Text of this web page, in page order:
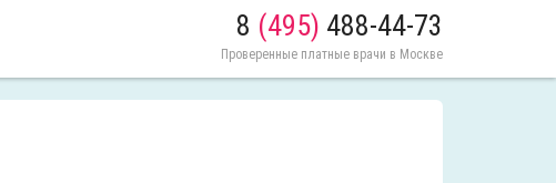
8 (495) 488-44-73
Проверенные платные врачи в Москве